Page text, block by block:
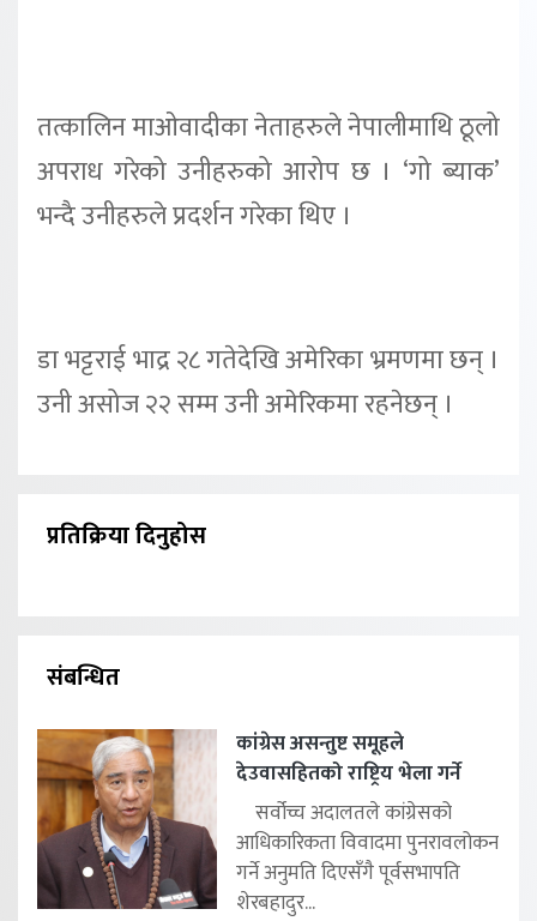
तत्कालिन माओवादीका नेताहरुले नेपालीमाथि ठूलो
अपराध गरेको उनीहरुको आरोप छ । ‘गो ब्याक’
भन्दै उनीहरुले प्रदर्शन गरेका थिए ।
डा भट्टराई भाद्र २८ गतेदेखि अमेरिका भ्रमणमा छन् ।
उनी असोज २२ सम्म उनी अमेरिकमा रहनेछन् ।
प्रतिक्रिया दिनुहोस
संबन्धित
कांग्रेस असन्तुष्ट समूहले
देउवासहितको राष्ट्रिय भेला गर्ने
सर्वोच्च अदालतले कांग्रेसको
आधिकारिकता विवादमा पुनरावलोकन
गर्ने अनुमति दिएसँगै पूर्वसभापति
शेरबहादुर...